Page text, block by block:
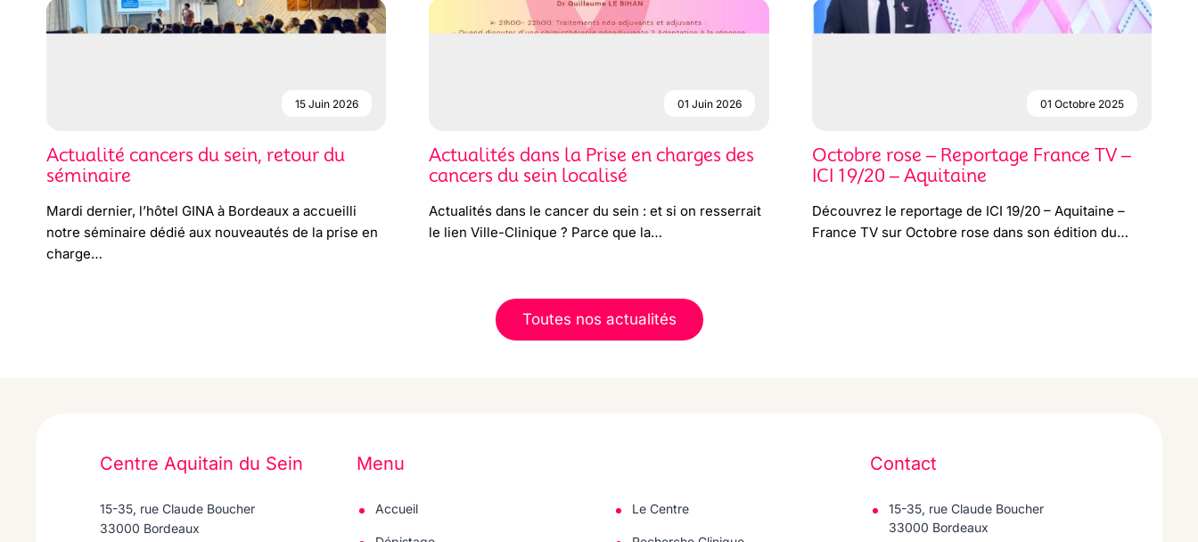
15 Juin 2026
Actualité cancers du sein, retour du
séminaire
Mardi dernier, l’hôtel GINA à Bordeaux a accueilli
notre séminaire dédié aux nouveautés de la prise en
charge…
01 Juin 2026
Actualités dans la Prise en charges des
cancers du sein localisé
Actualités dans le cancer du sein : et si on resserrait
le lien Ville-Clinique ? Parce que la…
01 Octobre 2025
Octobre rose – Reportage France TV –
ICI 19/20 – Aquitaine
Découvrez le reportage de ICI 19/20 – Aquitaine –
France TV sur Octobre rose dans son édition du…
Toutes nos actualités
Centre Aquitain du Sein
15-35, rue Claude Boucher
33000 Bordeaux
Menu
Accueil Le Centre
Contact
15-35, rue Claude Boucher
33000 Bordeaux